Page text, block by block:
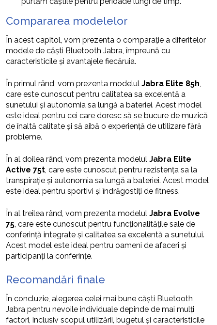
Compararea modelelor
În acest capitol, vom prezenta o comparație a diferitelor
modele de căști Bluetooth Jabra, împreună cu
caracteristicile și avantajele fiecăruia.
În primul rând, vom prezenta modelul Jabra Elite 85h
care este cunoscut pentru calitatea sa excelentă a
sunetului și autonomia sa lungă a bateriei. Acest model
este ideal pentru cei care doresc să se bucure de muzică
de înaltă calitate și să aibă o experiență de utilizare fără
probleme.
În al doilea rând, vom prezenta modelul Jabra Elite
Active 75t , care este cunoscut pentru rezistența sa la
transpirație și autonomia sa lungă a bateriei. Acest model
este ideal pentru sportivi și îndrăgostiți de fitness.
În al treilea rând, vom prezenta modelul Jabra Evolve
75 , care este cunoscut pentru funcționalitățile sale de
conferință integrate și calitatea sa excelentă a sunetului.
Acest model este ideal pentru oameni de afaceri și
participanți la conferințe.
Recomandări finale
În concluzie, alegerea celei mai bune căști Bluetooth
Jabra pentru nevoile individuale depinde de mai mulți
factori, inclusiv scopul utilizării, bugetul și caracteristicile